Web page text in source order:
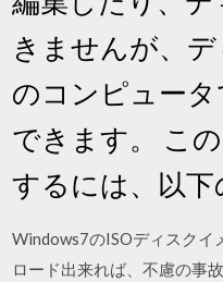
きませんが、
のコンピュー
できます。 こ
するには、以
Windows7のISOディスクイ
ロード出来れば、不慮の事